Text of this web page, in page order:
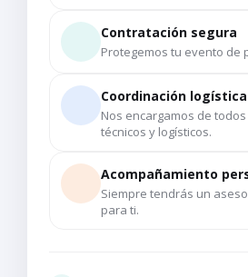
Contratación segura
Protegemos tu evento de
Coordinación logística
Nos encargamos de
técnicos y logísticos.
Acompañamiento
Siempre tendrás un
para ti.